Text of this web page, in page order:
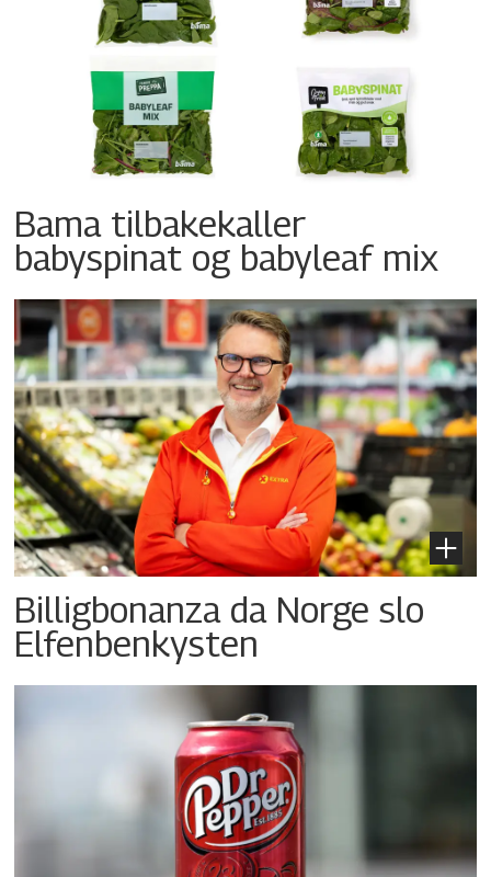
Bama tilbakekaller
babyspinat og babyleaf mix
Billigbonanza da Norge slo
Elfenbenkysten